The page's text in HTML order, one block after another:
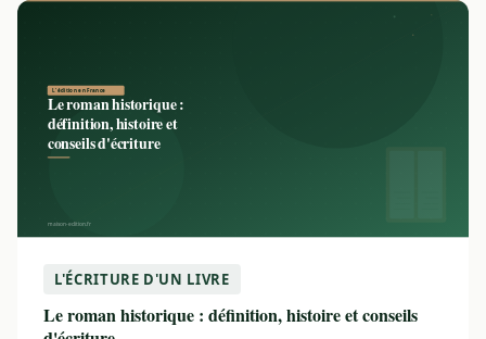
L'ÉCRITURE D'UN LIVRE
Le roman historique : définition, histoire et conseils